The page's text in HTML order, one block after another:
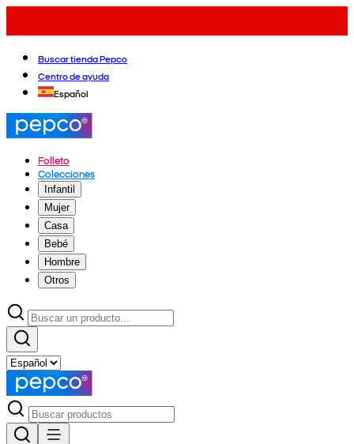
Buscar tienda Pepco
Centro de ayuda
Español
Folleto
Colecciones
Infantil
Mujer
Casa
Bebé
Hombre
Otros